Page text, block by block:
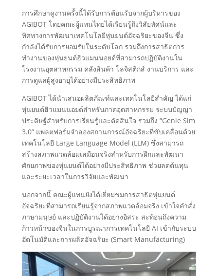
การศึกษาดูงานครั้งนี้ได้รับการต้อนรับจากผู้บริหารของ
AGIBOT โดยคณะผู้แทนไทยได้เรียนรู้ถึงวิสัยทัศน์และ
ทิศทางการพัฒนาเทคโนโลยีหุ่นยนต์อัจฉริยะของจีน ซึ่ง
กำลังได้รับการยอมรับในระดับโลก รวมถึงการสาธิตการ
ทำงานของหุ่นยนต์ฮิวแมนนอยด์ที่สามารถปฏิบัติงานใน
โรงงานอุตสาหกรรม คลังสินค้า โลจิสติกส์ งานบริการ และ
การดูแลผู้สูงอายุได้อย่างมีประสิทธิภาพ
AGIBOT ได้นำเสนอผลิตภัณฑ์และเทคโนโลยีสำคัญ ได้แก่
หุ่นยนต์ฮิวแมนนอยด์สำหรับภาคอุตสาหกรรม ระบบปัญญา
ประดิษฐ์สำหรับการเรียนรู้และตัดสินใจ รวมถึง “Genie Sim
3.0” แพลตฟอร์มจำลองสถานการณ์อัจฉริยะที่ขับเคลื่อนด้วย
เทคโนโลยี Large Language Model (LLM) ซึ่งสามารถ
สร้างสภาพแวดล้อมเสมือนจริงสำหรับการฝึกและพัฒนา
ศักยภาพของหุ่นยนต์ได้อย่างมีประสิทธิภาพ ช่วยลดต้นทุน
และระยะเวลาในการวิจัยและพัฒนา
นอกจากนี้ คณะผู้แทนยังได้เยี่ยมชมการสาธิตหุ่นยนต์
อัจฉริยะที่สามารถเรียนรู้จากสภาพแวดล้อมจริง เข้าใจคำสั่ง
ภาษามนุษย์ และปฏิบัติงานได้อย่างอิสระ สะท้อนถึงความ
ก้าวหน้าของจีนในการบูรณาการเทคโนโลยี AI เข้ากับระบบ
อัตโนมัติและการผลิตอัจฉริยะ (Smart Manufacturing)